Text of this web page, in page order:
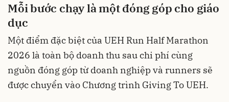
Mỗi bước chạy là một đóng góp cho giáo
dục
Một điểm đặc biệt của UEH Run Half Marathon
2026 là toàn bộ doanh thu sau chi phí cùng
nguồn đóng góp từ doanh nghiệp và runners sẽ
được chuyển vào Chương trình Giving To UEH.